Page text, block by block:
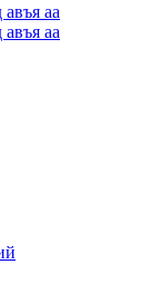
аа
аа